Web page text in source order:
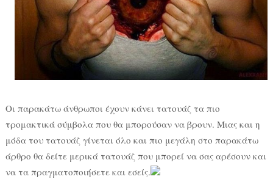
Οι παρακάτω άνθρωποι έχουν κάνει τατουάζ τα πιο
τρομακτικά σύμβολα που θα μπορούσαν να βρουν. Μιας και η
μόδα του τατουάζ γίνεται όλο και πιο μεγάλη στο παρακάτω
άρθρο θα δείτε μερικά τατουάζ που μπορεί να σας αρέσουν και
να τα πραγματοποιήσετε και εσείς.